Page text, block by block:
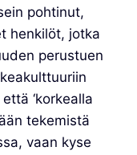
pohtinut,
henkilöt, jotka
perustuen
‘korkealla
tekemistä
vaan kyse